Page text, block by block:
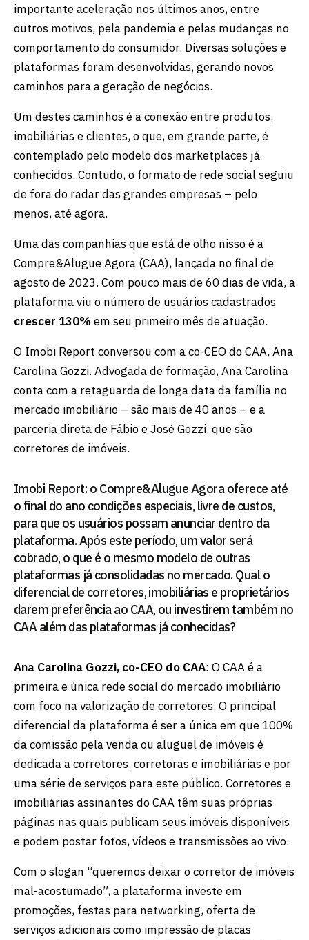
importante aceleração nos últimos anos, entre
outros motivos, pela pandemia e pelas mudanças no
comportamento do consumidor. Diversas soluções e
plataformas foram desenvolvidas, gerando novos
caminhos para a geração de negócios.
Um destes caminhos é a conexão entre produtos,
imobiliárias e clientes, o que, em grande parte, é
contemplado pelo modelo dos marketplaces já
conhecidos. Contudo, o formato de rede social seguiu
de fora do radar das grandes empresas – pelo
menos, até agora.
Uma das companhias que está de olho nisso é a
Compre&Alugue Agora (CAA), lançada no final de
agosto de 2023. Com pouco mais de 60 dias de vida, a
plataforma viu o número de usuários cadastrados
crescer 130%em seu primeiro mês de atuação.
O Imobi Report conversou com a co-CEO do CAA, Ana
Carolina Gozzi. Advogada de formação, Ana Carolina
conta com a retaguarda de longa data da família no
mercado imobiliário – são mais de 40 anos – e a
parceria direta de Fábio e José Gozzi, que são
corretores de imóveis.
Imobi Report: o Compre&Alugue Agora oferece até
o final do ano condições especiais, livre de custos,
para que os usuários possam anunciar dentro da
plataforma. Após este período, um valor será
cobrado, o que é o mesmo modelo de outras
plataformas já consolidadas no mercado. Qual o
diferencial de corretores, imobiliárias e proprietários
darem preferência ao CAA, ou investirem também no
CAA além das plataformas já conhecidas?
Ana Carolina Gozzi, co-CEO do CAA: O CAA é a
primeira e única rede social do mercado imobiliário
com foco na valorização de corretores. O principal
diferencial da plataforma é ser a única em que 100%
da comissão pela venda ou aluguel de imóveis é
dedicada a corretores, corretoras e imobiliárias e por
uma série de serviços para este público. Corretores e
imobiliárias assinantes do CAA têm suas próprias
páginas nas quais publicam seus imóveis disponíveis
e podem postar fotos, vídeos e transmissões ao vivo.
Com o slogan “queremos deixar o corretor de imóveis
mal-acostumado”, a plataforma investe em
promoções, festas para networking, oferta de
serviços adicionais como impressão de placas